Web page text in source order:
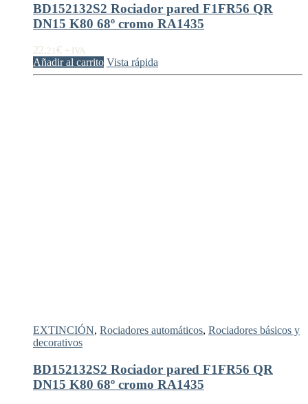
BD152132S2 Rociador pared F1FR56 QR
DN15 K80 68º cromo RA1435
22,21 € + IVA
Añadir al carrito Vista rápida
EXTINCIÓN, Rociadores automáticos, Rociadores básicos y
decorativos
BD152132S2 Rociador pared F1FR56 QR
DN15 K80 68º cromo RA1435